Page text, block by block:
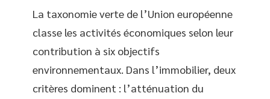
La taxonomie verte de l’Union européenne
classe les activités économiques selon leur
contribution à six objectifs
environnementaux. Dans l’immobilier, deux
critères dominent : l’atténuation du